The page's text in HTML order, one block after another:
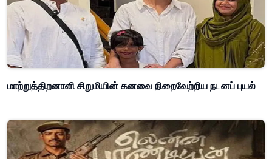
மாற்றுத்திறனாளி சிறுமியின் கனவை நிறைவேற்றிய நடனப் புயல்